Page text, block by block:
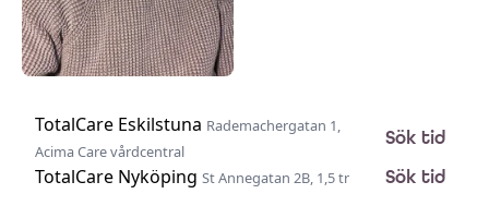
TotalCare Eskilstuna Rademachergatan 1,
Acima Care vårdcentral
Sök tid
TotalCare Nyköping St Annegatan 2B, 1,5 tr Sök tid
•